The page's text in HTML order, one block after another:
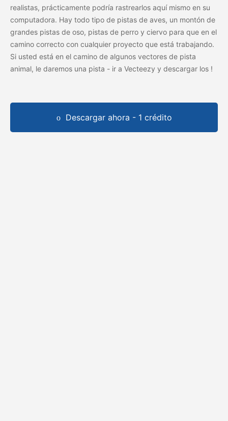
realistas, prácticamente podría rastrearlos aquí mismo en su
computadora. Hay todo tipo de pistas de aves, un montón de
grandes pistas de oso, pistas de perro y ciervo para que en el
camino correcto con cualquier proyecto que está trabajando.
Si usted está en el camino de algunos vectores de pista
animal, le daremos una pista - ir a Vecteezy y descargar los !
Descargar ahora - 1 crédito